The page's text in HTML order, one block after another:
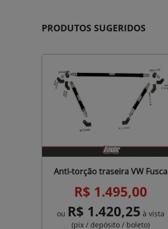
PRODUTOS SUGERIDOS
Anti-torção traseira VW Fusca
R$ 1.495,00
ou R$ 1.420,25 à vista
(pix / depósito / boleto)